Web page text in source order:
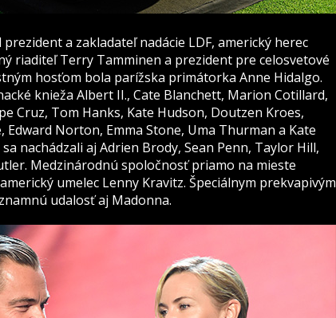
a zakladateľ nadácie LDF, americký herec
riaditeľ Terry Tamminen a prezident pre celosvetové
hosťom bola parížska primátorka Anne Hidalgo.
knieža Albert II., Cate Blanchett, Marion Cotillard,
Cruz, Tom Hanks, Kate Hudson, Doutzen Kroes,
Edward Norton, Emma Stone, Uma Thurman a Kate
nachádzali aj Adrien Brody, Sean Penn, Taylor Hill,
Medzinárodnú spoločnosť priamo na mieste
umelec Lenny Kravitz. Špeciálnym prekvapivým
udalosť aj Madonna.